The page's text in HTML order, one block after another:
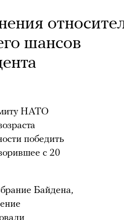
шансов
НАТО
победить
с 20
Байдена,